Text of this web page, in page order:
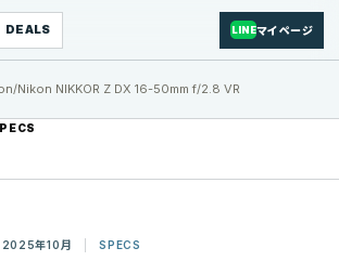
DEALS LINEマイページ
/Nikon NIKKOR Z DX 16-50mm f/2.8 VR
2025年10月 SPECS